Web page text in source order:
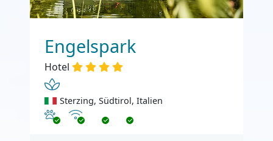
Engelspark
Hotel
Sterzing, Südtirol, Italien
Haustiere erlaubt
Internet